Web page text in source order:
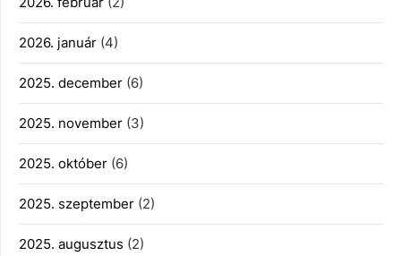
2026. január (4)
2025. december (6)
2025. november (3)
2025. október (6)
2025. szeptember (2)
2025. augusztus (2)